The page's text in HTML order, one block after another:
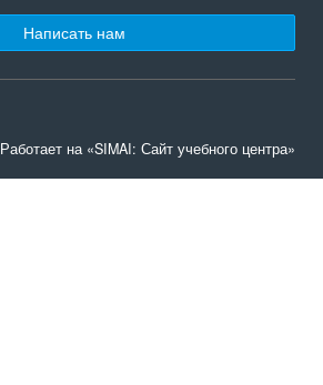
Написать нам
Работает на «SIMAI: Сайт учебного центра»